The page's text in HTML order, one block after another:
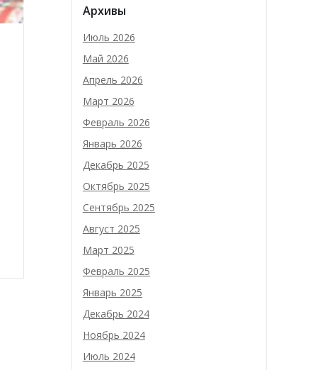
Архивы
Июль 2026
Май 2026
Апрель 2026
Март 2026
Февраль 2026
Январь 2026
Декабрь 2025
Октябрь 2025
Сентябрь 2025
Август 2025
Март 2025
Февраль 2025
Январь 2025
Декабрь 2024
Ноябрь 2024
Июль 2024